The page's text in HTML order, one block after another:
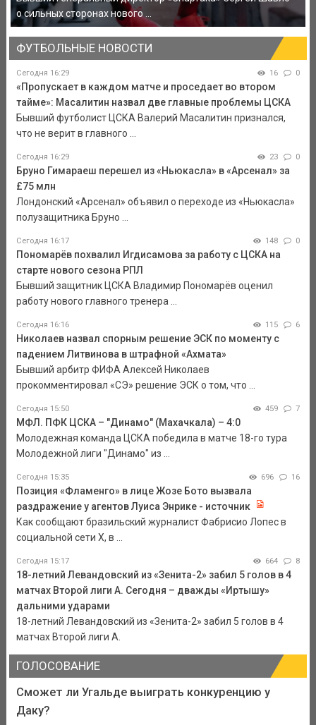
о сильных сторонах нового ...
ФУТБОЛЬНЫЕ НОВОСТИ
Сегодня 16:29 16 0
«Пропускает в каждом матче и проседает во втором
тайме»: Масалитин назвал две главные проблемы ЦСКА
Бывший футболист ЦСКА Валерий Масалитин признался,
что не верит в главного ...
Сегодня 16:29 23 0
Бруно Гимараеш перешел из «Ньюкасла» в «Арсенал» за
£75 млн
Лондонский «Арсенал» объявил о переходе из «Ньюкасла»
полузащитника Бруно ...
Сегодня 16:17 148 0
Пономарёв похвалил Игдисамова за работу с ЦСКА на
старте нового сезона РПЛ
Бывший защитник ЦСКА Владимир Пономарёв оценил
работу нового главного тренера ...
Сегодня 16:16 115 6
Николаев назвал спорным решение ЭСК по моменту с
падением Литвинова в штрафной «Ахмата»
Бывший арбитр ФИФА Алексей Николаев
прокомментировал «СЭ» решение ЭСК о том, что ...
Сегодня 15:50 459 7
МФЛ. ПФК ЦСКА – "Динамо" (Махачкала) – 4:0
Молодежная команда ЦСКА победила в матче 18-го тура
Молодежной лиги "Динамо" из ...
Сегодня 15:35 696 16
Позиция «Фламенго» в лице Жозе Бото вызвала
раздражение у агентов Луиса Энрике - источник
Как сообщают бразильский журналист Фабрисио Лопес в
социальной сети Х, в ...
Сегодня 15:17 664 8
18-летний Левандовский из «Зенита-2» забил 5 голов в 4
матчах Второй лиги А. Сегодня – дважды «Иртышу»
дальними ударами
18-летний Левандовский из «Зенита-2» забил 5 голов в 4
матчах Второй лиги А.
ГОЛОСОВАНИЕ
Сможет ли Угальде выиграть конкуренцию у
Даку?